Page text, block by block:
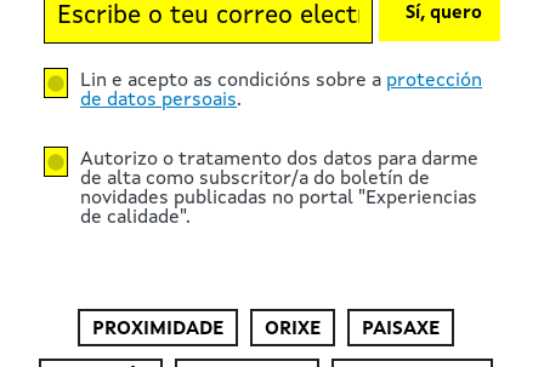
Lin e acepto as condicións sobre a protección
de datos persoais.
Autorizo o tratamento dos datos para darme
de alta como subscritor/a do boletín de
novidades publicadas no portal "Experiencias
de calidade".
Sí, quero
PROXIMIDADE ORIXE PAISAXE